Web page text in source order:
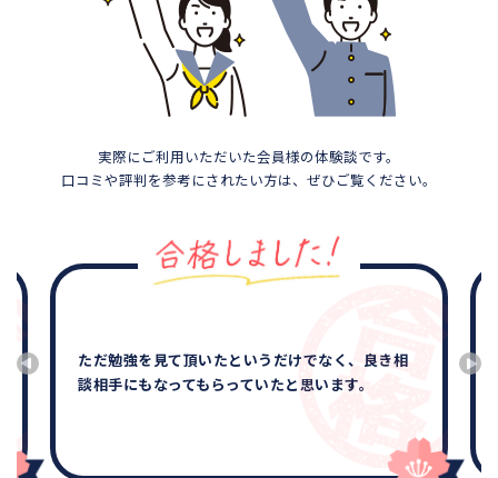
実際にご利用いただいた会員様の体験談です。
口コミや評判を参考にされたい方は、ぜひご覧ください。
ただ勉強を見て頂いたというだけでなく、良き相
談相手にもなってもらっていたと思います。